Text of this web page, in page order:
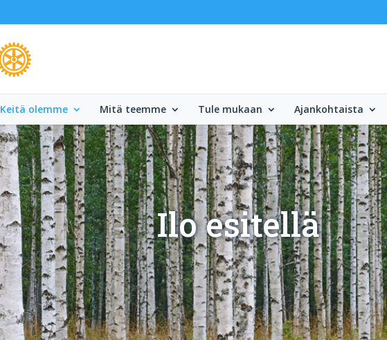
Keitä olemme Mitä teemme Tule mukaan Ajankohtaista
Ilo esitellä